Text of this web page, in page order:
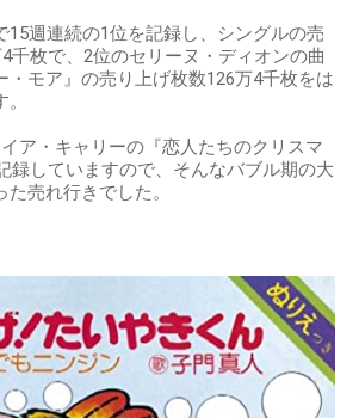
15週連続の1位を記録し、シングルの売
千枚で、2位のセリーヌ・ディオンの曲
・モア』の売り上げ枚数126万4千枚をは
ア・キャリーの『恋人たちのクリスマ
録していますので、そんなバブル期の大
売れ行きでした。